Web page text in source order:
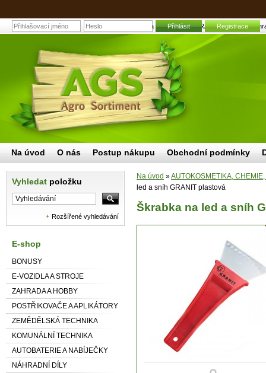
Škrabka na led a sníh GRANIT plastová |
Přihlásit Registrace
Vyhledat položku
Rozšířené vyhledávání
E-shop
BONUSY
E-VOZIDLA A STROJE
ZAHRADA A HOBBY
POSTŘIKOVAČE A APLIKÁTORY
ZEMĚDĚLSKÁ TECHNIKA
KOMUNÁLNÍ TECHNIKA
AUTOBATERIE A NABÍJEČKY
NÁHRADNÍ DÍLY
Na úvod »AUTOKOSMETIKA,
led a sníh GRANIT plastová
Škrabka na led a sníh
Na úvod O nás Postup nákupu Obchodní podmínky